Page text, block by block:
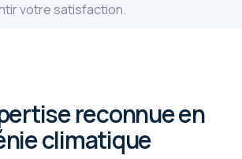
votre satisfaction.
reconnue en
climatique